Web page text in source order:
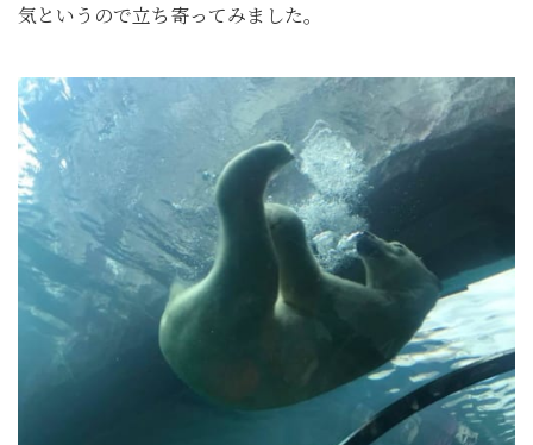
気というので立ち寄ってみました。